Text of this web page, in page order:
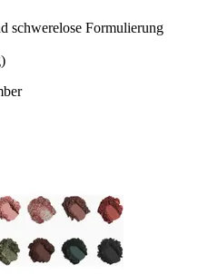
schwerelose Formulierung